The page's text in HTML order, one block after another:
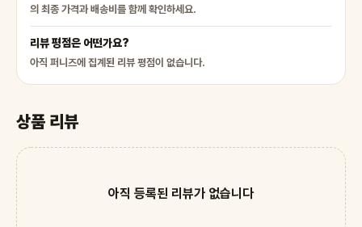
의 최종 가격과 배송비를 함께 확인하세요.
리뷰 평점은 어떤가요?
아직 퍼니즈에 집계된 리뷰 평점이 없습니다.
상품 리뷰
아직 등록된 리뷰가 없습니다